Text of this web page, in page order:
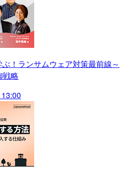
ぶ！ランサムウェア対策最前線～
戦略